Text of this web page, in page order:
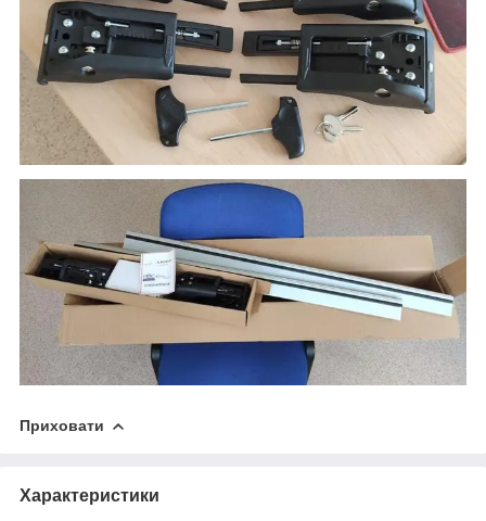
Приховати
Характеристики